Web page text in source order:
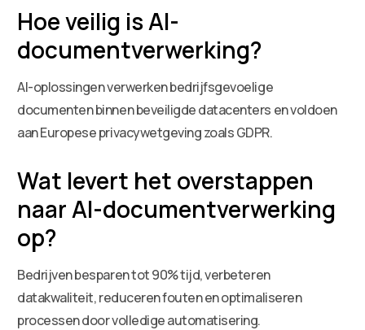
Hoe veilig is AI-
documentverwerking?
AI-oplossingen verwerken bedrijfsgevoelige
documenten binnen beveiligde datacenters en voldoen
aan Europese privacywetgeving zoals GDPR.
Wat levert het overstappen
naar AI-documentverwerking
op?
Bedrijven besparen tot 90% tijd, verbeteren
datakwaliteit, reduceren fouten en optimaliseren
processen door volledige automatisering.